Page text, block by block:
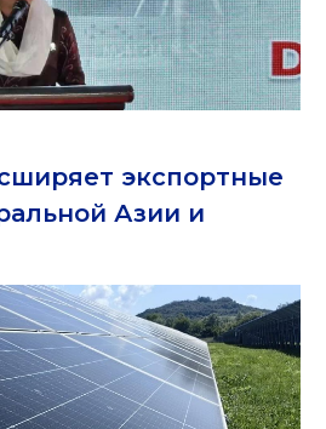
экспортные
Азии и